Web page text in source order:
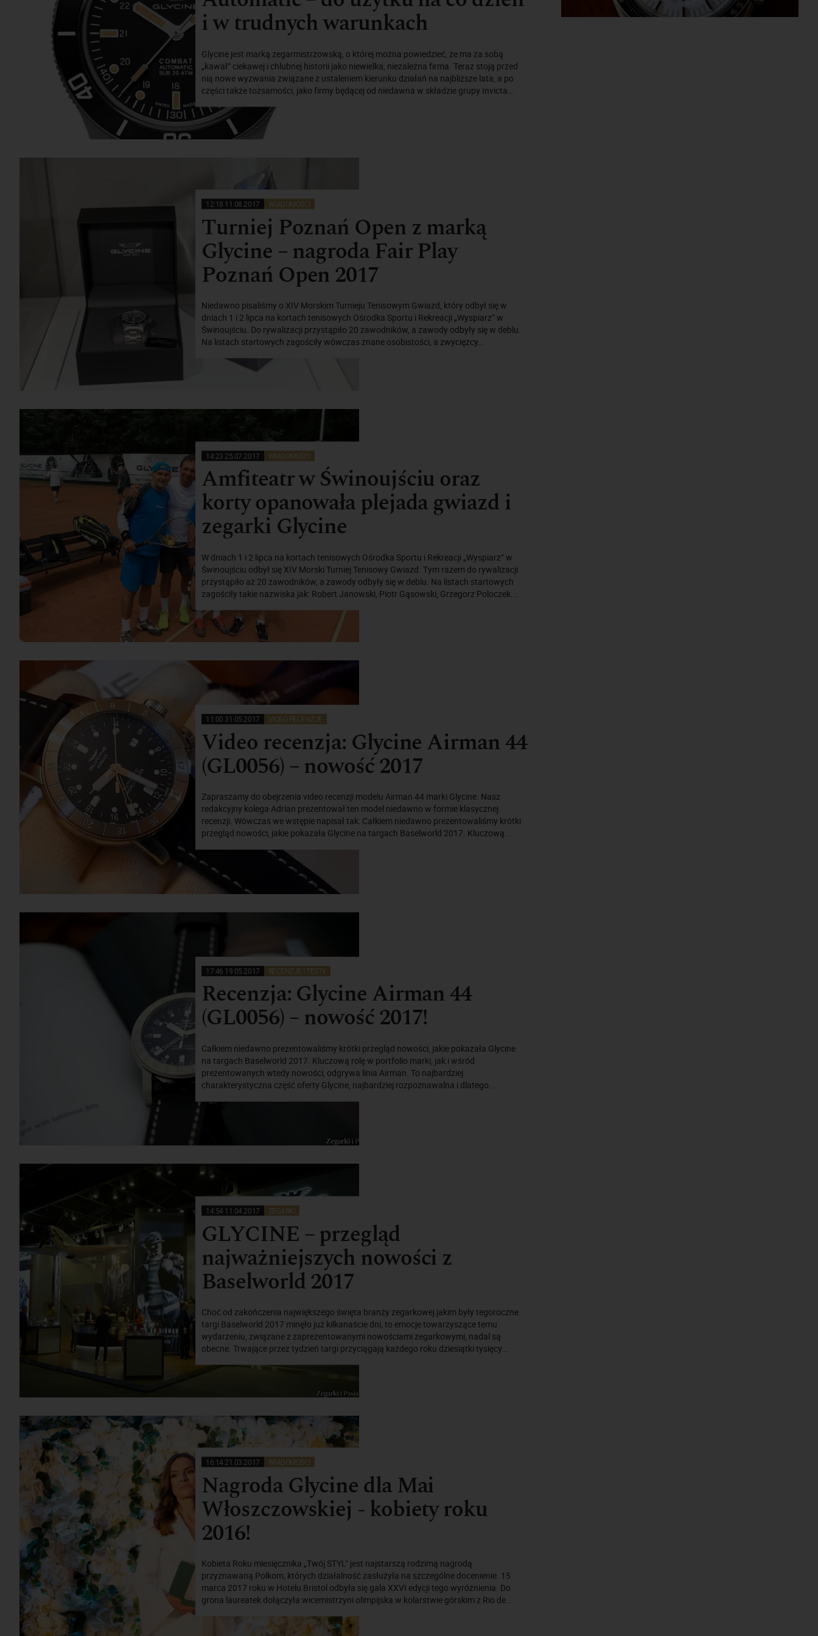
i w trudnych warunkach
Glycine jest marką zegarmistrzowską, o której można powiedzieć, że ma za sobą
„kawał” ciekawej i chlubnej historii jako niewielka, niezależna firma. Teraz stoją przed
nią nowe wyzwania związane z ustaleniem kierunku działań na najbliższe lata, a po
części także tożsamości, jako firmy będącej od niedawna w składzie grupy Invicta...
12:18 11.08.2017 WIADOMOŚCI
Turniej Poznań Open z marką
Glycine – nagroda Fair Play
Poznań Open 2017
Niedawno pisaliśmy o XIV Morskim Turnieju Tenisowym Gwiazd, który odbył się w
dniach 1 i 2 lipca na kortach tenisowych Ośrodka Sportu i Rekreacji „Wyspiarz” w
Świnoujściu. Do rywalizacji przystąpiło 20 zawodników, a zawody odbyły się w deblu.
Na listach startowych zagościły wówczas znane osobistości, a zwycięzcy...
14:23 25.07.2017 WIADOMOŚCI
Amfiteatr w Świnoujściu oraz
korty opanowała plejada gwiazd i
zegarki Glycine
W dniach 1 i 2 lipca na kortach tenisowych Ośrodka Sportu i Rekreacji „Wyspiarz” w
Świnoujściu odbył się XIV Morski Turniej Tenisowy Gwiazd. Tym razem do rywalizacji
przystąpiło aż 20 zawodników, a zawody odbyły się w deblu. Na listach startowych
zagościły takie nazwiska jak: Robert Janowski, Piotr Gąsowski, Grzegorz Poloczek...
11:00 31.05.2017 VIDEO RECENZJE
Video recenzja: Glycine Airman 44
(GL0056) – nowość 2017
Zapraszamy do obejrzenia video recenzji modelu Airman 44 marki Glycine. Nasz
redakcyjny kolega Adrian prezentował ten model niedawno w formie klasycznej
recenzji. Wówczas we wstępie napisał tak: Całkiem niedawno prezentowaliśmy krótki
przegląd nowości, jakie pokazała Glycine na targach Baselworld 2017. Kluczową...
17:46 19.05.2017 RECENZJE I TESTY
Recenzja: Glycine Airman 44
(GL0056) – nowość 2017!
Całkiem niedawno prezentowaliśmy krótki przegląd nowości, jakie pokazała Glycine
na targach Baselworld 2017. Kluczową rolę w portfolio marki, jak i wśród
prezentowanych wtedy nowości, odgrywa linia Airman. To najbardziej
charakterystyczna część oferty Glycine, najbardziej rozpoznawalna i dlatego...
14:54 11.04.2017 ZEGARKI
GLYCINE – przegląd
najważniejszych nowości z
Baselworld 2017
Choć od zakończenia największego święta branży zegarkowej jakim były tegoroczne
targi Baselworld 2017 minęło już kilkanaście dni, to emocje towarzyszące temu
wydarzeniu, związane z zaprezentowanymi nowościami zegarkowymi, nadal są
obecne. Trwające przez tydzień targi przyciągają każdego roku dziesiątki tysięcy...
16:14 21.03.2017 WIADOMOŚCI
Nagroda Glycine dla Mai
Włoszczowskiej - kobiety roku
2016!
Kobieta Roku miesięcznika „Twój STYL” jest najstarszą rodzimą nagrodą
przyznawaną Polkom, których działalność zasłużyła na szczególne docenienie. 15
marca 2017 roku w Hotelu Bristol odbyła się gala XXVI edycji tego wyróżnienia. Do
grona laureatek dołączyła wicemistrzyni olimpijska w kolarstwie górskim z Rio de...